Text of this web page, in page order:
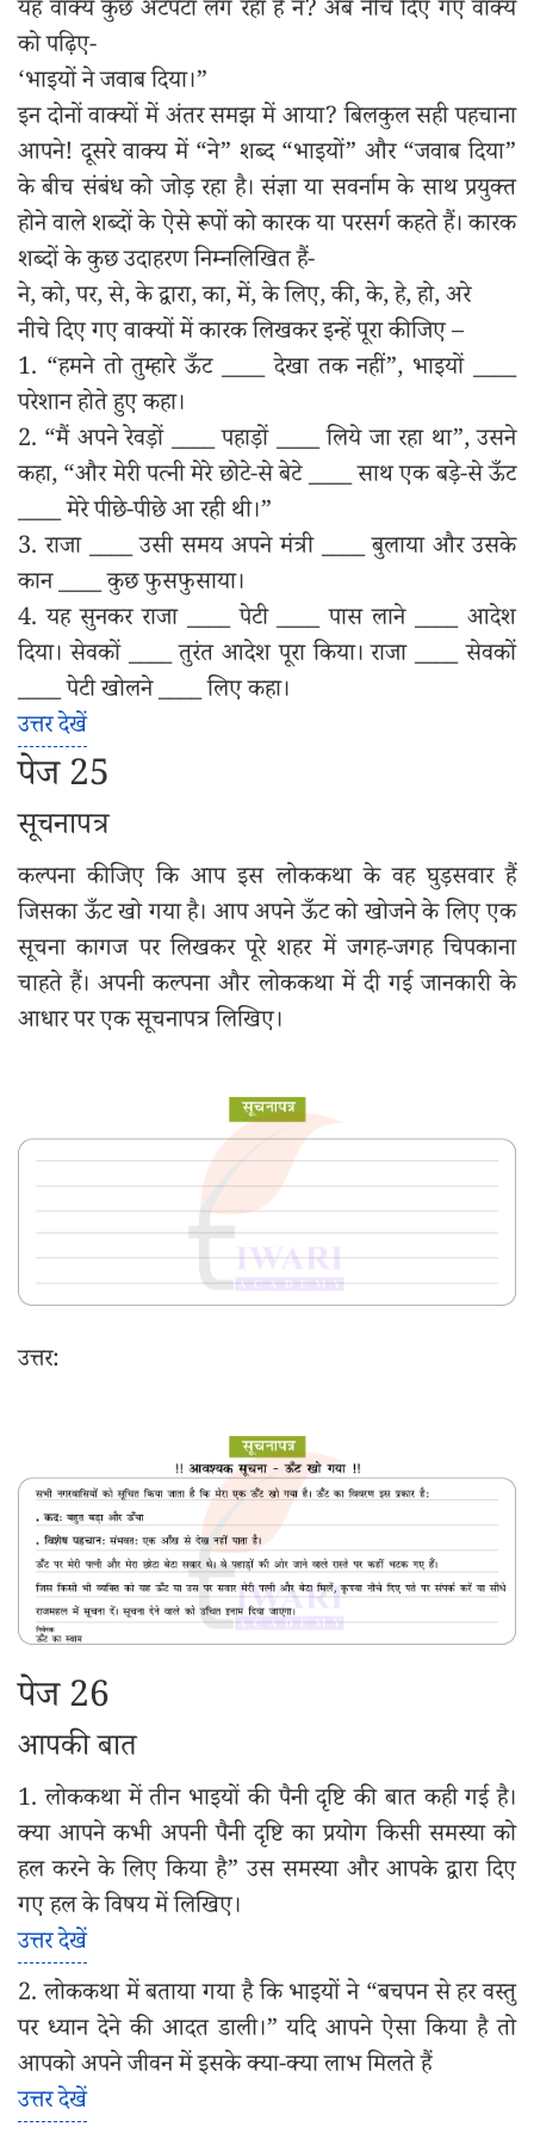
यह वाक्य कुछ अटपटा लग रहा है न? अब नीचे दिए गए वाक्य
को पढ़िए-
‘भाइयों ने जवाब दिया।”
इन दोनों वाक्यों में अंतर समझ में आया? बिलकुल सही पहचाना
आपने! दूसरे वाक्य में “ने” शब्द “भाइयों” और “जवाब दिया”
के बीच संबंध को जोड़ रहा है। संज्ञा या सवर्नाम के साथ प्रयुक्त
होने वाले शब्दों के ऐसे रूपों को कारक या परसर्ग कहते हैं। कारक
शब्दों के कुछ उदाहरण निम्नलिखित हैं-
ने, को, पर, से, के द्वारा, का, में, के लिए, की, के, हे, हो, अरे
नीचे दिए गए वाक्यों में कारक लिखकर इन्हें पूरा कीजिए –
1. “हमने तो तुम्हारे ऊँट ____ देखा तक नहीं”, भाइयों ____
परेशान होते हुए कहा।
2. “मैं अपने रेवड़ों ____ पहाड़ों ____ लिये जा रहा था”, उसने
कहा, “और मेरी पत्नी मेरे छोटे-से बेटे ____ साथ एक बड़े-से ऊँट
____ मेरे पीछे-पीछे आ रही थी।”
3. राजा ____ उसी समय अपने मंत्री ____ बुलाया और उसके
कान ____ कुछ फुसफुसाया।
4. यह सुनकर राजा ____ पेटी ____ पास लाने ____ आदेश
दिया। सेवकों ____ तुरंत आदेश पूरा किया। राजा ____ सेवकों
____ पेटी खोलने ____ लिए कहा।
उत्तर देखें
पेज 25
सूचनापत्र
कल्पना कीजिए कि आप इस लोककथा के वह घुड़सवार हैं
जिसका ऊँट खो गया है। आप अपने ऊँट को खोजने के लिए एक
सूचना कागज पर लिखकर पूरे शहर में जगह-जगह चिपकाना
चाहते हैं। अपनी कल्पना और लोककथा में दी गई जानकारी के
आधार पर एक सूचनापत्र लिखिए।
उत्तर:
पेज 26
आपकी बात
1. लोककथा में तीन भाइयों की पैनी दृष्टि की बात कही गई है।
क्या आपने कभी अपनी पैनी दृष्टि का प्रयोग किसी समस्या को
हल करने के लिए किया है” उस समस्या और आपके द्वारा दिए
गए हल के विषय में लिखिए।
उत्तर देखें
2. लोककथा में बताया गया है कि भाइयों ने “बचपन से हर वस्तु
पर ध्यान देने की आदत डाली।” यदि आपने ऐसा किया है तो
आपको अपने जीवन में इसके क्या-क्या लाभ मिलते हैं
उत्तर देखें